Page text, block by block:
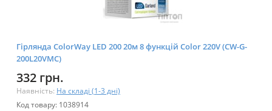
Гірлянда ColorWay LED 200 20м 8 функцій Color 220V (CW-G-
200L20VMC)
332 грн.
Наявність: На складі (1-3 дні)
Код товару: 1038914